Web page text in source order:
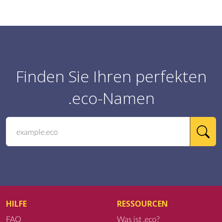
Finden Sie Ihren perfekten
.eco-Namen
HILFE
FAQ
RESSOURCEN
Was ist .eco?